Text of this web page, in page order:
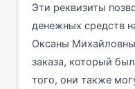
Эти реквизиты
денежных средств
Оксаны
заказа, который
того, они также